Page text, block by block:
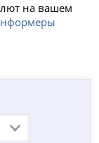
на вашем